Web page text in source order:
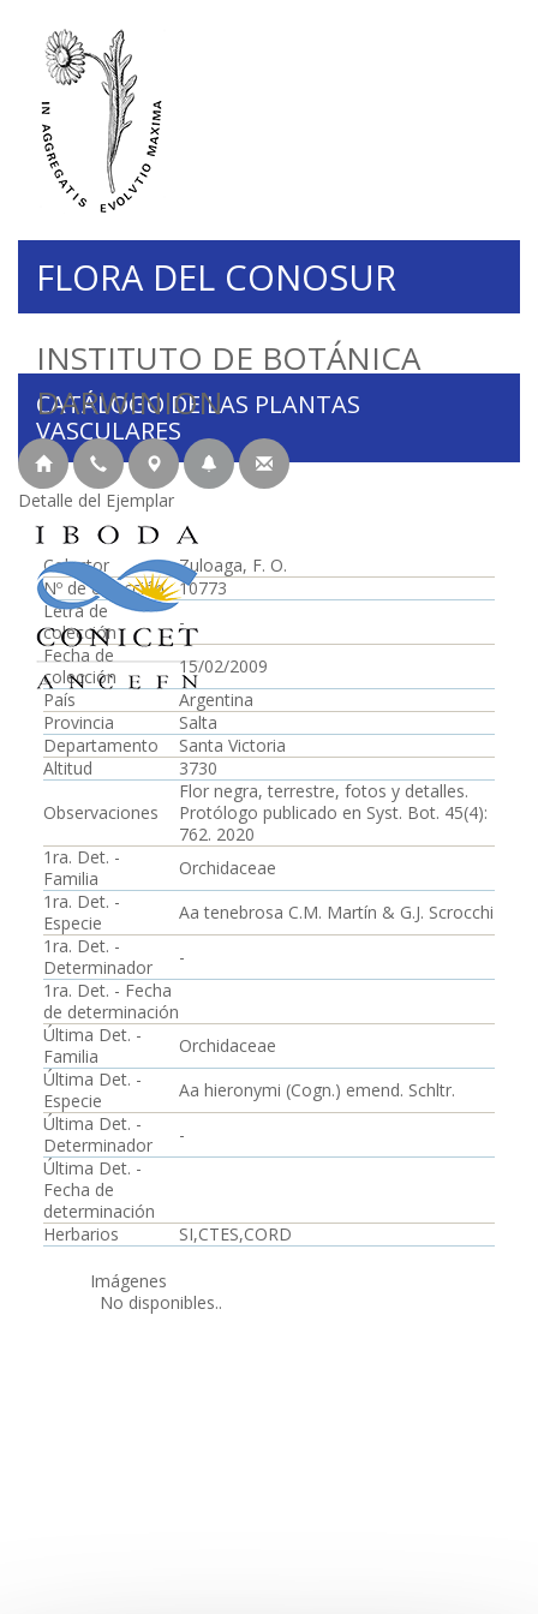
INSTITUTO DE BOTÁNICA
DARWINION
FLORA DEL CONOSUR
CATÁLOGO DE LAS PLANTAS
VASCULARES
Detalle del Ejemplar
Colector
Zuloaga, F. O.
Nº de colección
10773
Letra de
colección
-
Fecha de
colección
15/02/2009
País
Argentina
Provincia
Salta
Departamento
Santa Victoria
Altitud
3730
Observaciones
Flor negra, terrestre, fotos y detalles.
Protólogo publicado en Syst. Bot. 45(4):
762. 2020
1ra. Det. -
Familia
Orchidaceae
1ra. Det. -
Especie
Aa tenebrosa C.M. Martín & G.J. Scrocchi
1ra. Det. -
Determinador
-
1ra. Det. - Fecha
de determinación
Última Det. -
Familia
Orchidaceae
Última Det. -
Especie
Aa hieronymi (Cogn.) emend. Schltr.
Última Det. -
Determinador
-
Última Det. -
Fecha de
determinación
Herbarios
SI,CTES,CORD
Imágenes
No disponibles..